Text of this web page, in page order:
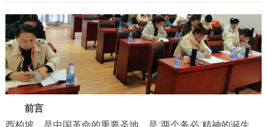
前言
西柏坡，是中国革命的重要圣地，是“两个务必”精神的诞生